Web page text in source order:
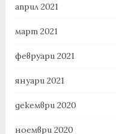
април 2021
март 2021
февруари 2021
януари 2021
декември 2020
ноември 2020